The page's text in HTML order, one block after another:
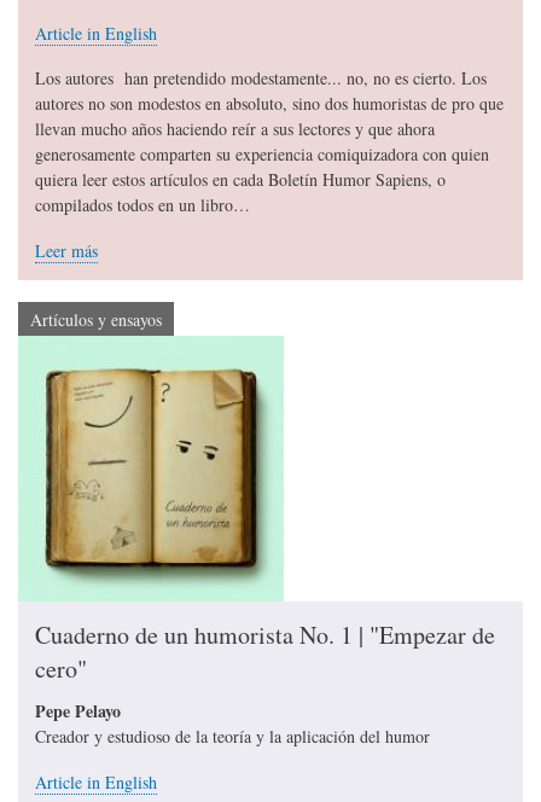
Article in English
Los autores han pretendido modestamente... no, no es cierto. Los
autores no son modestos en absoluto, sino dos humoristas de pro que
llevan mucho años haciendo reír a sus lectores y que ahora
generosamente comparten su experiencia comiquizadora con quien
quiera leer estos artículos en cada Boletín Humor Sapiens, o
compilados todos en un libro…
Leer más
Artículos y ensayos
Cuaderno de un humorista No. 1 | "Empezar de
cero"
Pepe Pelayo
Creador y estudioso de la teoría y la aplicación del humor
Article in English